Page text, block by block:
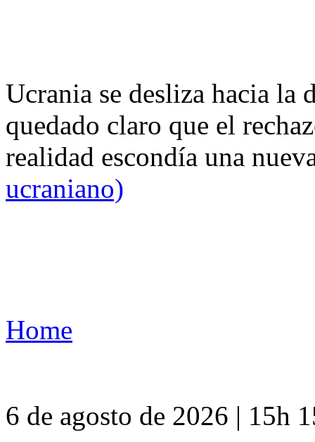
Ucrania se desliza hacia
quedado claro que el
realidad escondía una
ucraniano)
Home
6 de agosto de 2026 | 15h